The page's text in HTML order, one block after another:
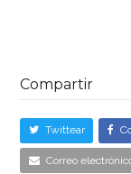
Compartir
Twittear
Correo